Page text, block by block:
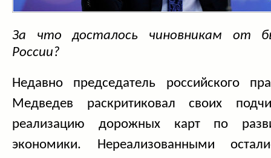
За что досталось чиновникам от
России?
Недавно председатель российского
Медведев раскритиковал своих
реализацию дорожных карт по
экономики. Нереализованными